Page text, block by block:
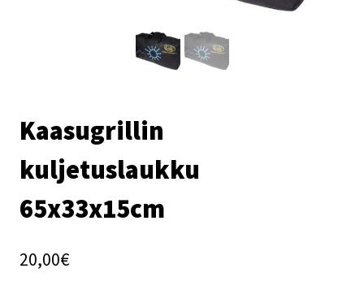
Kaasugrillin
kuljetuslaukku
65x33x15cm
20,00€